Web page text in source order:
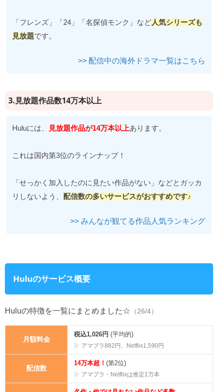
「フレンズ」「24」「名探偵モンク」など人気シリーズも
見放題です。
>> 配信中の海外ドラマ一覧はこちら
3.見放題作品数14万本以上
Huluには、 見放題作品が14万本以上あります。
これは国内第3位のラインナップ！
「せっかく加入したのに見たい作品がない」などとガッカ
リしないよう、 配信数の多いサービスがおすすめです♪
>> みんなが観てる作品人気ランキング
Huluのサービス概要
Huluの特徴を一覧にまとめました☆ （26/4）
月額料金
税込1,026円 (平均的)
▷ アマプラ882円、Netflix1,590円
配信数
14万本超！ (第2位)
▷ アマプラ・Netflixは推定1万本